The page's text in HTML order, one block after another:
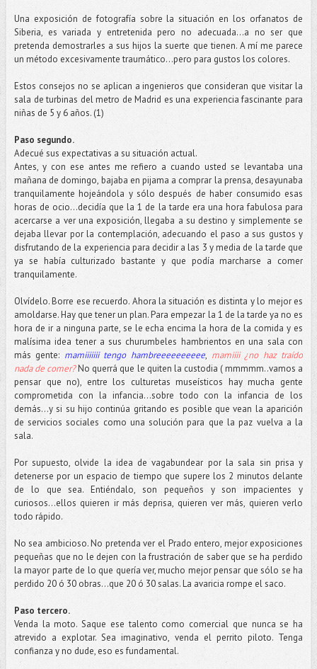
Una exposición de fotografía sobre la situación en los orfanatos de
Siberia, es variada y entretenida pero no adecuada...a no ser que
pretenda demostrarles a sus hijos la suerte que tienen. A mí me parece
un método excesivamente traumático…pero para gustos los colores.
Estos consejos no se aplican a ingenieros que consideran que visitar la
sala de turbinas del metro de Madrid es una experiencia fascinante para
niñas de 5 y 6 años. (1)
Paso segundo.
Adecué sus expectativas a su situación actual.
Antes, y con ese antes me refiero a cuando usted se levantaba una
mañana de domingo, bajaba en pijama a comprar la prensa, desayunaba
tranquilamente hojeándola y sólo después de haber consumido esas
horas de ocio...decidía que la 1 de la tarde era una hora fabulosa para
acercarse a ver una exposición, llegaba a su destino y simplemente se
dejaba llevar por la contemplación, adecuando el paso a sus gustos y
disfrutando de la experiencia para decidir a las 3 y media de la tarde que
ya se había culturizado bastante y que podía marcharse a comer
tranquilamente.
Olvídelo. Borre ese recuerdo. Ahora la situación es distinta y lo mejor es
amoldarse. Hay que tener un plan. Para empezar la 1 de la tarde ya no es
hora de ir a ninguna parte, se le echa encima la hora de la comida y es
malísima idea tener a sus churumbeles hambrientos en una sala con
más gente: mamiiiiiii tengo hambreeeeeeeeee, mamiiii ¿no haz traído
nada de comer?No querrá que le quiten la custodia ( mmmmm..vamos a
pensar que no), entre los culturetas museísticos hay mucha gente
comprometida con la infancia...sobre todo con la infancia de los
demás…y si su hijo continúa gritando es posible que vean la aparición
de servicios sociales como una solución para que la paz vuelva a la
sala.
Por supuesto, olvide la idea de vagabundear por la sala sin prisa y
detenerse por un espacio de tiempo que supere los 2 minutos delante
de lo que sea. Entiéndalo, son pequeños y son impacientes y
curiosos...ellos quieren ir más deprisa, quieren ver más, quieren verlo
todo rápido.
No sea ambicioso. No pretenda ver el Prado entero, mejor exposiciones
pequeñas que no le dejen con la frustración de saber que se ha perdido
la mayor parte de lo que quería ver, mucho mejor pensar que sólo se ha
perdido 20 ó 30 obras...que 20 ó 30 salas. La avaricia rompe el saco.
Paso tercero.
Venda la moto. Saque ese talento como comercial que nunca se ha
atrevido a explotar. Sea imaginativo, venda el perrito piloto. Tenga
confianza y no dude, eso es fundamental.